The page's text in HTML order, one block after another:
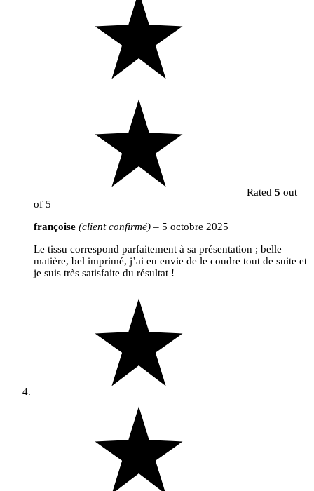
Rated 5 out
of 5
françoise (client confirmé) – 5 octobre 2025
Le tissu correspond parfaitement à sa présentation ; belle
matière, bel imprimé, j’ai eu envie de le coudre tout de suite et
je suis très satisfaite du résultat !